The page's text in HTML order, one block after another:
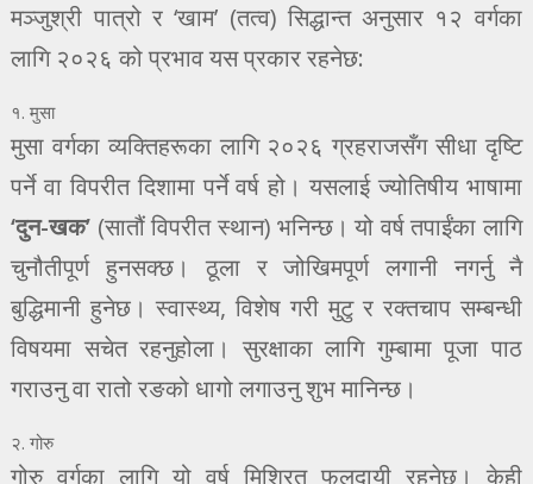
मञ्जुश्री पात्रो र ‘खाम’ (तत्व) सिद्धान्त अनुसार १२ वर्गका
लागि २०२६ को प्रभाव यस प्रकार रहनेछ:
१. मुसा
मुसा वर्गका व्यक्तिहरूका लागि २०२६ ग्रहराजसँग सीधा दृष्टि
पर्ने वा विपरीत दिशामा पर्ने वर्ष हो। यसलाई ज्योतिषीय भाषामा
‘दुन-खक’ (सातौं विपरीत स्थान) भनिन्छ। यो वर्ष तपाईंका लागि
चुनौतीपूर्ण हुनसक्छ। ठूला र जोखिमपूर्ण लगानी नगर्नु नै
बुद्धिमानी हुनेछ। स्वास्थ्य, विशेष गरी मुटु र रक्तचाप सम्बन्धी
विषयमा सचेत रहनुहोला। सुरक्षाका लागि गुम्बामा पूजा पाठ
गराउनु वा रातो रङको धागो लगाउनु शुभ मानिन्छ।
२. गोरु
गोरु वर्गका लागि यो वर्ष मिश्रित फलदायी रहनेछ। केही